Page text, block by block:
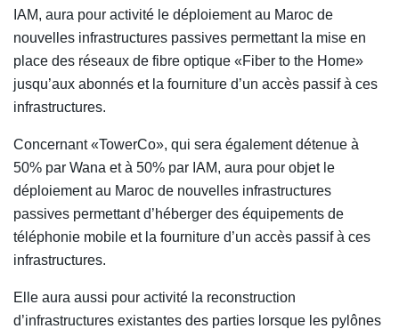
IAM, aura pour activité le déploiement au Maroc de
nouvelles infrastructures passives permettant la mise en
place des réseaux de fibre optique «Fiber to the Home»
jusqu’aux abonnés et la fourniture d’un accès passif à ces
infrastructures.
Concernant «TowerCo», qui sera également détenue à
50% par Wana et à 50% par IAM, aura pour objet le
déploiement au Maroc de nouvelles infrastructures
passives permettant d’héberger des équipements de
téléphonie mobile et la fourniture d’un accès passif à ces
infrastructures.
Elle aura aussi pour activité la reconstruction
d’infrastructures existantes des parties lorsque les pylônes